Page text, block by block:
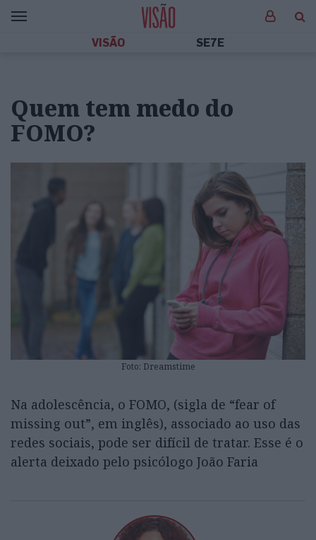
VISÃO SE7E
Quem tem medo do
FOMO?
Foto: Dreamstime
Na adolescência, o FOMO, (sigla de “fear of
missing out”, em inglês), associado ao uso das
redes sociais, pode ser difícil de tratar. Esse é o
alerta deixado pelo psicólogo João Faria